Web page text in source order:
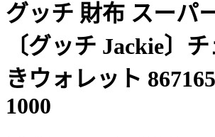
グッチ 財布 スーパ
〔グッチ Jackie〕
きウォレット
1000